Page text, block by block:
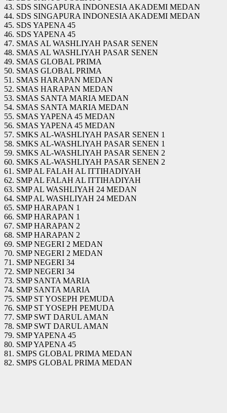
43. SDS SINGAPURA INDONESIA AKADEMI MEDAN
44. SDS SINGAPURA INDONESIA AKADEMI MEDAN
45. SDS YAPENA 45
46. SDS YAPENA 45
47. SMAS AL WASHLIYAH PASAR SENEN
48. SMAS AL WASHLIYAH PASAR SENEN
49. SMAS GLOBAL PRIMA
50. SMAS GLOBAL PRIMA
51. SMAS HARAPAN MEDAN
52. SMAS HARAPAN MEDAN
53. SMAS SANTA MARIA MEDAN
54. SMAS SANTA MARIA MEDAN
55. SMAS YAPENA 45 MEDAN
56. SMAS YAPENA 45 MEDAN
57. SMKS AL-WASHLIYAH PASAR SENEN 1
58. SMKS AL-WASHLIYAH PASAR SENEN 1
59. SMKS AL-WASHLIYAH PASAR SENEN 2
60. SMKS AL-WASHLIYAH PASAR SENEN 2
61. SMP AL FALAH AL ITTIHADIYAH
62. SMP AL FALAH AL ITTIHADIYAH
63. SMP AL WASHLIYAH 24 MEDAN
64. SMP AL WASHLIYAH 24 MEDAN
65. SMP HARAPAN 1
66. SMP HARAPAN 1
67. SMP HARAPAN 2
68. SMP HARAPAN 2
69. SMP NEGERI 2 MEDAN
70. SMP NEGERI 2 MEDAN
71. SMP NEGERI 34
72. SMP NEGERI 34
73. SMP SANTA MARIA
74. SMP SANTA MARIA
75. SMP ST YOSEPH PEMUDA
76. SMP ST YOSEPH PEMUDA
77. SMP SWT DARUL AMAN
78. SMP SWT DARUL AMAN
79. SMP YAPENA 45
80. SMP YAPENA 45
81. SMPS GLOBAL PRIMA MEDAN
82. SMPS GLOBAL PRIMA MEDAN